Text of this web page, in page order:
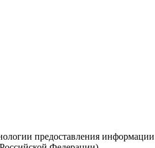
предоставления информации